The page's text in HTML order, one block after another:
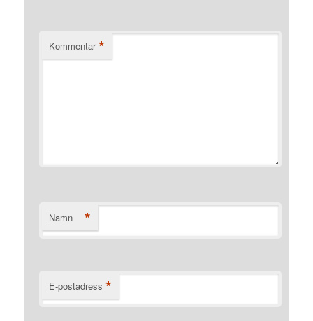
Kommentar *
Namn *
E-postadress *